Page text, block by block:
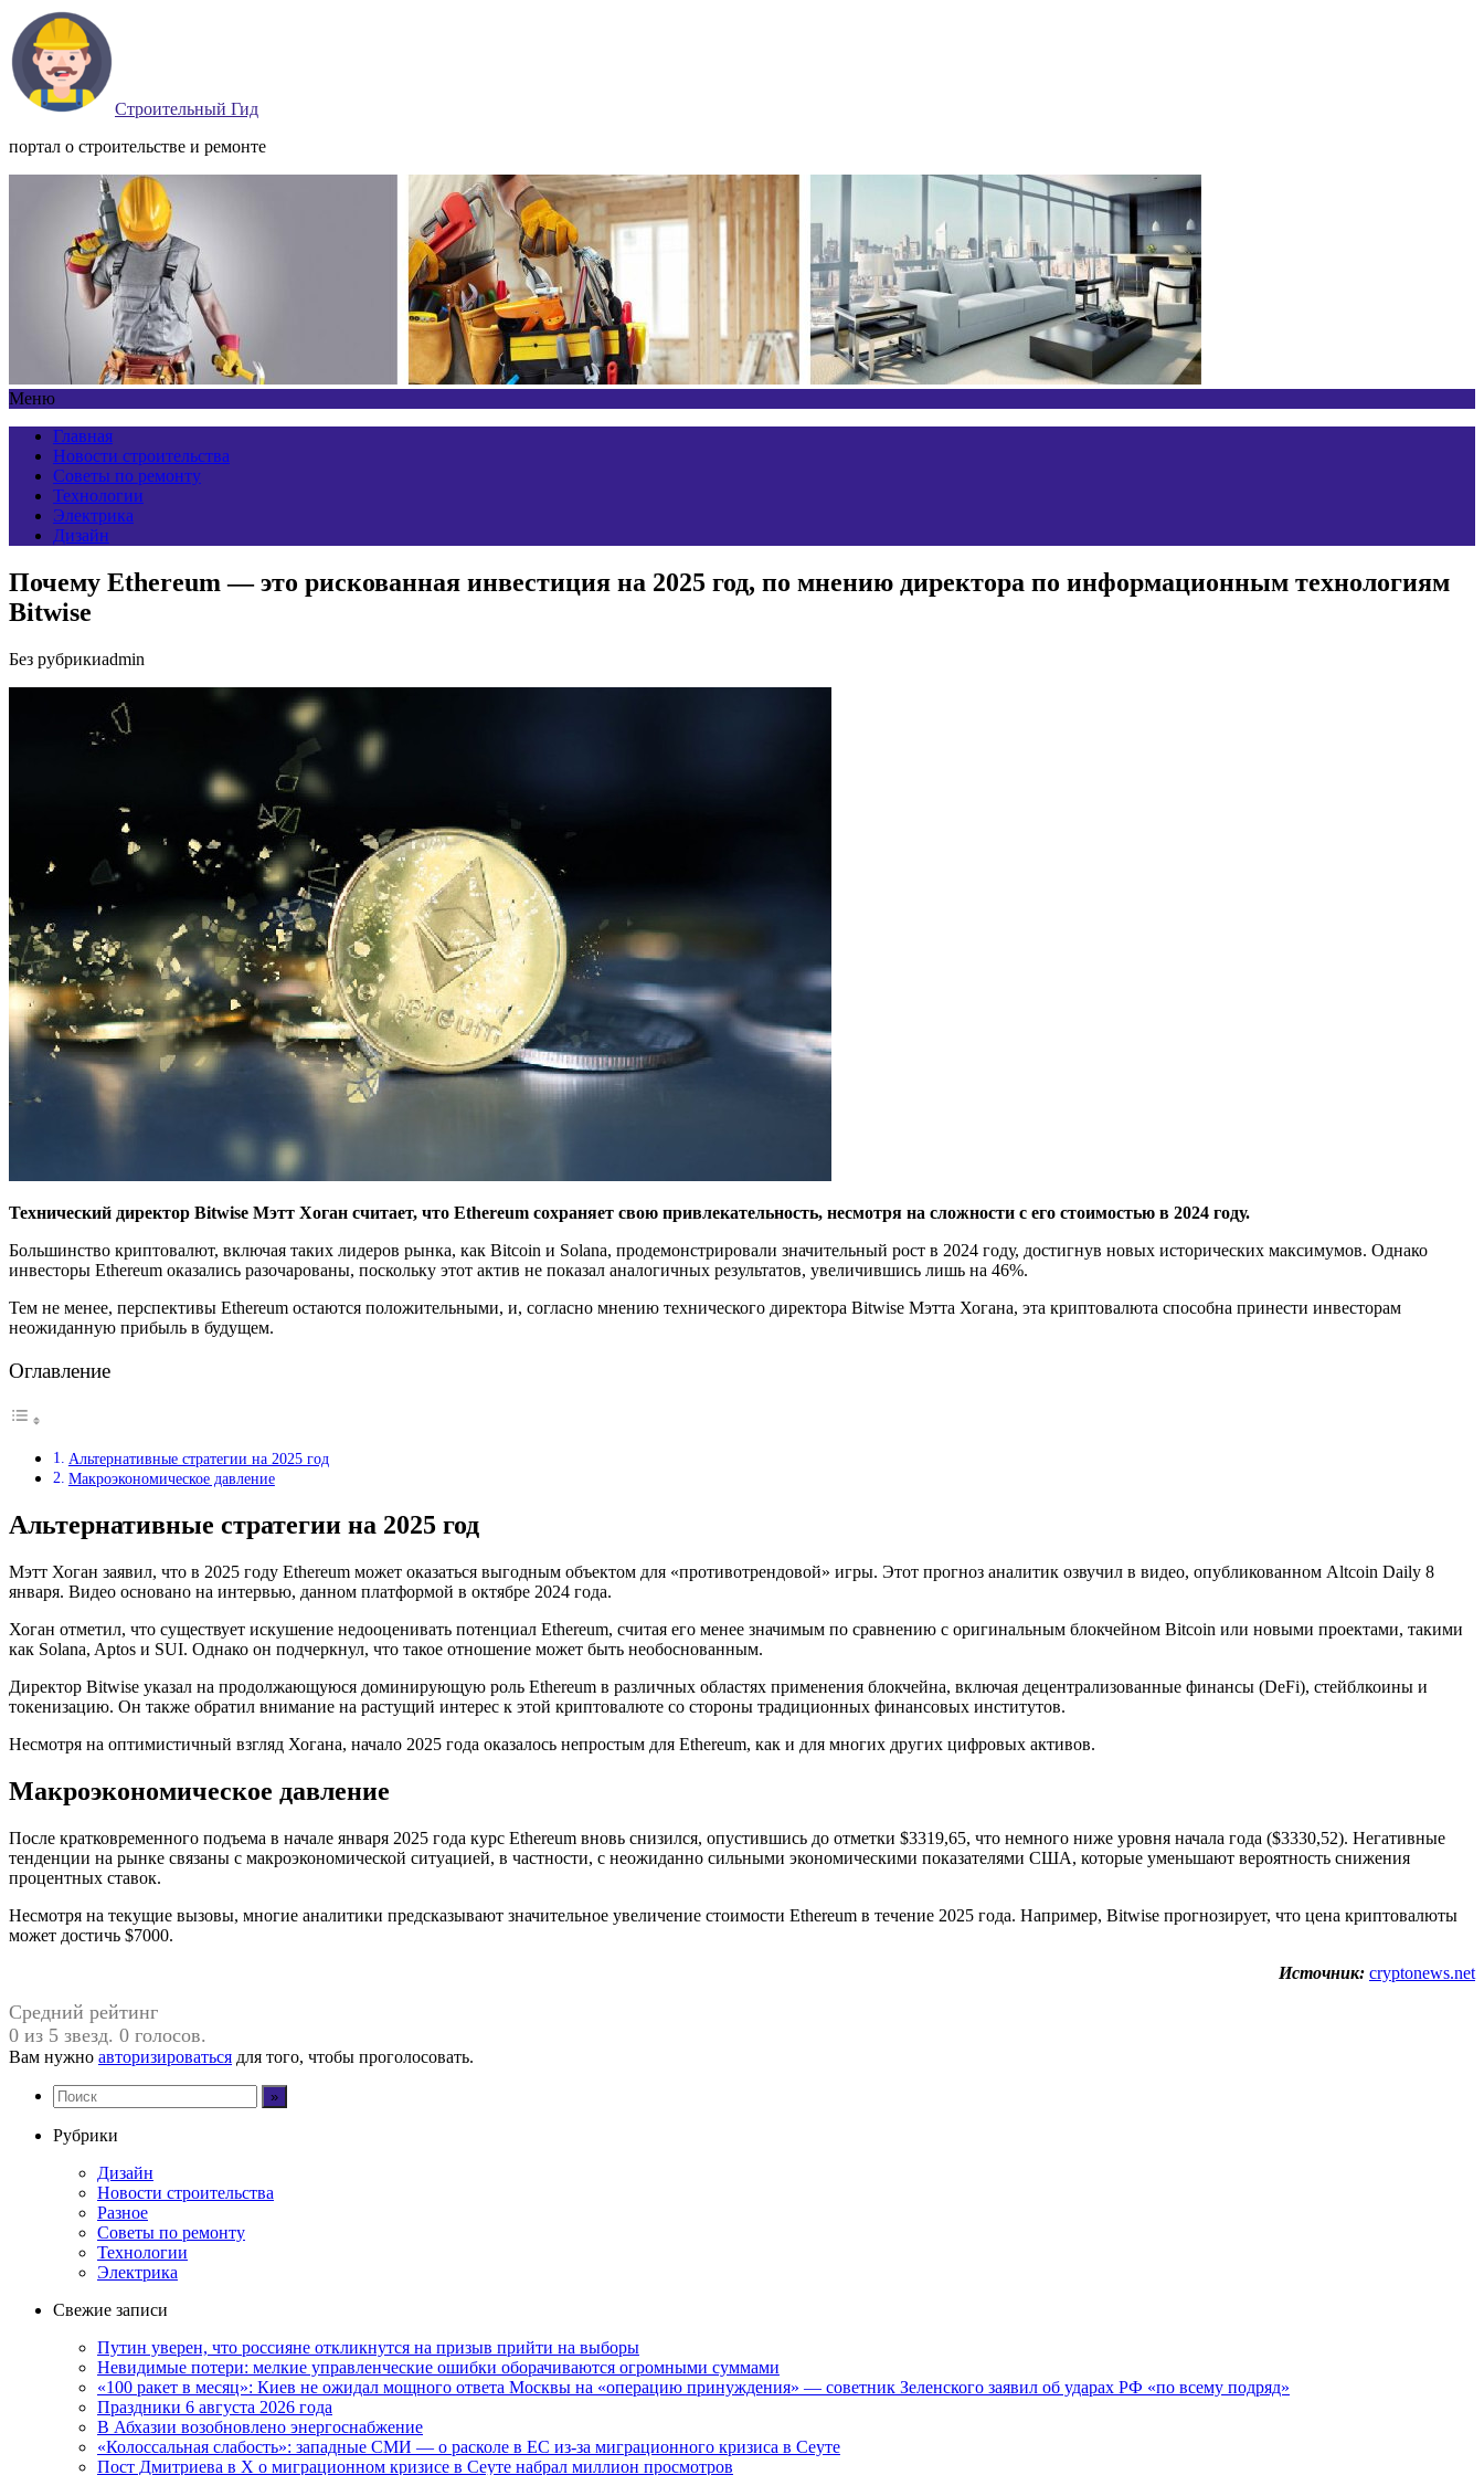
Строительный Гид
портал о строительстве и ремонте
Меню
Главная
Новости строительства
Советы по ремонту
Технологии
Электрика
Дизайн
Почему Ethereum — это рискованная инвестиция на 2025 год, по мнению директора по информационным технологиям
Bitwise
Без рубрикиadmin
Технический директор Bitwise Мэтт Хоган считает, что Ethereum сохраняет свою привлекательность, несмотря на сложности с его стоимостью в 2024 году.
Большинство криптовалют, включая таких лидеров рынка, как Bitcoin и Solana, продемонстрировали значительный рост в 2024 году, достигнув новых исторических максимумов. Однако
инвесторы Ethereum оказались разочарованы, поскольку этот актив не показал аналогичных результатов, увеличившись лишь на 46%.
Тем не менее, перспективы Ethereum остаются положительными, и, согласно мнению технического директора Bitwise Мэтта Хогана, эта криптовалюта способна принести инвесторам
неожиданную прибыль в будущем.
Оглавление
Альтернативные стратегии на 2025 год
Макроэкономическое давление
Альтернативные стратегии на 2025 год
Мэтт Хоган заявил, что в 2025 году Ethereum может оказаться выгодным объектом для «противотрендовой» игры. Этот прогноз аналитик озвучил в видео, опубликованном Altcoin Daily 8
января. Видео основано на интервью, данном платформой в октябре 2024 года.
Хоган отметил, что существует искушение недооценивать потенциал Ethereum, считая его менее значимым по сравнению с оригинальным блокчейном Bitcoin или новыми проектами, такими
как Solana, Aptos и SUI. Однако он подчеркнул, что такое отношение может быть необоснованным.
Директор Bitwise указал на продолжающуюся доминирующую роль Ethereum в различных областях применения блокчейна, включая децентрализованные финансы (DeFi), стейблкоины и
токенизацию. Он также обратил внимание на растущий интерес к этой криптовалюте со стороны традиционных финансовых институтов.
Несмотря на оптимистичный взгляд Хогана, начало 2025 года оказалось непростым для Ethereum, как и для многих других цифровых активов.
Макроэкономическое давление
После кратковременного подъема в начале января 2025 года курс Ethereum вновь снизился, опустившись до отметки $3319,65, что немного ниже уровня начала года ($3330,52). Негативные
тенденции на рынке связаны с макроэкономической ситуацией, в частности, с неожиданно сильными экономическими показателями США, которые уменьшают вероятность снижения
процентных ставок.
Несмотря на текущие вызовы, многие аналитики предсказывают значительное увеличение стоимости Ethereum в течение 2025 года. Например, Bitwise прогнозирует, что цена криптовалюты
может достичь $7000.
Источник: cryptonews.net
Средний рейтинг
0 из 5 звезд. 0 голосов.
Вам нужно авторизироваться для того, чтобы проголосовать.
Рубрики
Дизайн
Новости строительства
Разное
Советы по ремонту
Технологии
Электрика
Свежие записи
Путин уверен, что россияне откликнутся на призыв прийти на выборы
Невидимые потери: мелкие управленческие ошибки оборачиваются огромными суммами
«100 ракет в месяц»: Киев не ожидал мощного ответа Москвы на «операцию принуждения» — советник Зеленского заявил об ударах РФ «по всему подряд»
Праздники 6 августа 2026 года
В Абхазии возобновлено энергоснабжение
«Колоссальная слабость»: западные СМИ — о расколе в ЕС из-за миграционного кризиса в Сеуте
Пост Дмитриева в X о миграционном кризисе в Сеуте набрал миллион просмотров